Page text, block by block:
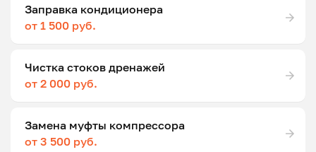
Заправка кондиционера
от 1 500 руб.
Чистка стоков дренажей
от 2 000 руб.
Замена муфты компрессора
от 3 500 руб.